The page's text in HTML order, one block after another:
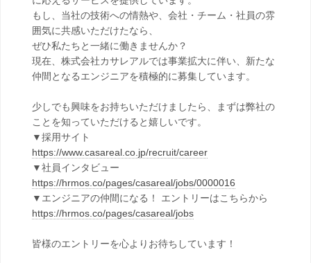
もし、当社の技術への情熱や、会社・チーム・社員の雰
囲気に共感いただけたなら、
ぜひ私たちと一緒に働きませんか？
現在、株式会社カサレアルでは事業拡大に伴い、新たな
仲間となるエンジニアを積極的に募集しています。
少しでも興味をお持ちいただけましたら、まずは弊社の
ことを知っていただけると嬉しいです。
▼採用サイト
https://www.casareal.co.jp/recruit/career
▼社員インタビュー
https://hrmos.co/pages/casareal/jobs/0000016
▼エンジニアの仲間になる！ エントリーはこちらから
https://hrmos.co/pages/casareal/jobs
皆様のエントリーを心よりお待ちしています！